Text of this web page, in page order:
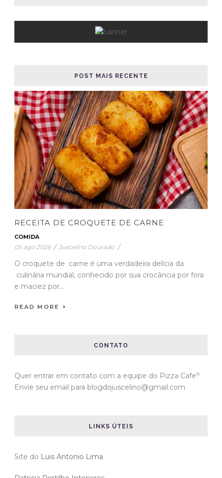
POST MAIS RECENTE
RECEITA DE CROQUETE DE CARNE
COMIDA
05 ago 2026 / Juscelino Dourado /
O croquete de carne é uma verdadeira delícia da
culinária mundial, conhecido por sua crocância por fora
e maciez por...
READ MORE
CONTATO
Quer entrar em contato com a equipe do Pizza Cafe?
Envie seu email para blogdojuscelino@gmail.com
LINKS ÚTEIS
Site do Luis Antonio Lima